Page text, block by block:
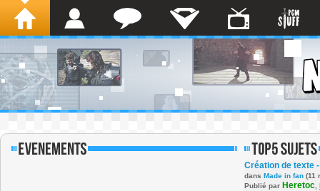
Création de texte
dans Made in fan (11
Publié par Heretoc